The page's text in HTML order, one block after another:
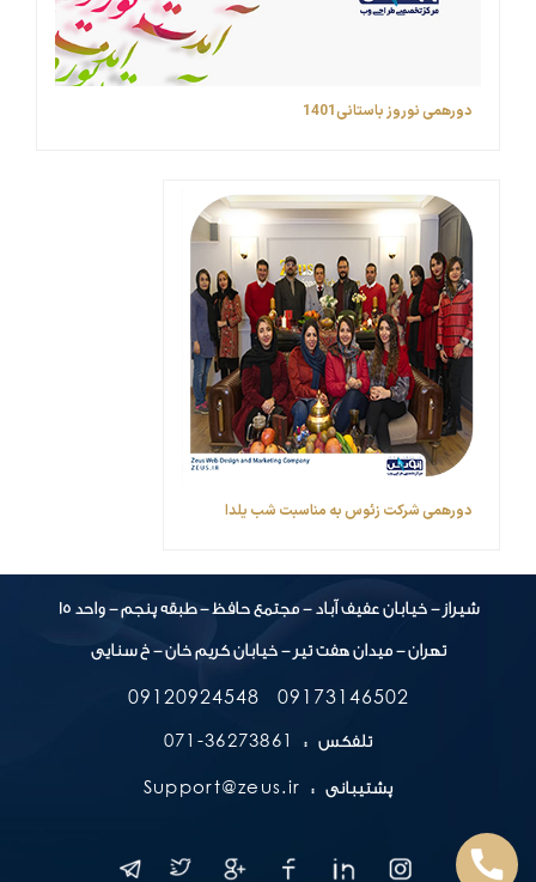
دورهمی نوروز باستانی1401
دورهمی شرکت زئوس به مناسبت شب یلدا
شیراز - خیابان عفیف آباد - مجتمع حافظ - طبقه پنجم - واحد 15
تهران - میدان هفت تیر - خیابان کریم خان - خ سنایی
09120924548 09173146502
تلفکس : 36273861-071
پشتیبانی : Support@zeus.ir